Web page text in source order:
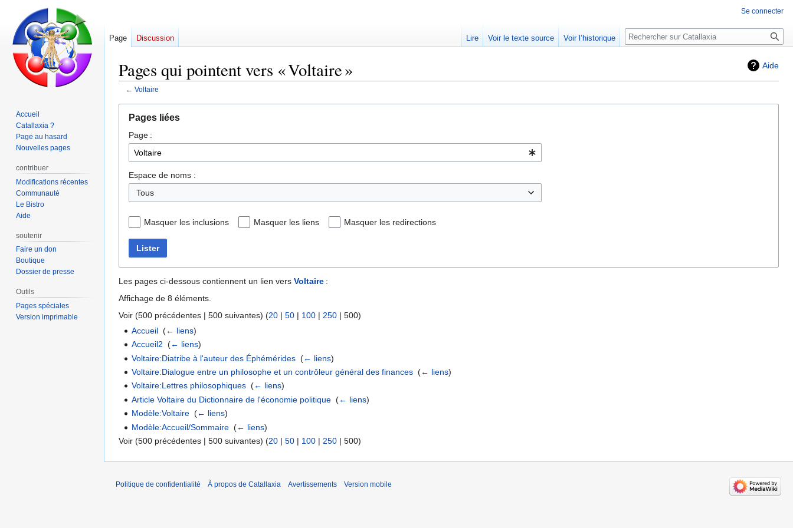
Aide
Pages qui pointent vers « Voltaire »
← Voltaire
navigation
recherche
Pages liées
Page :
Espace de noms :
Tous
Masquer les inclusions Masquer les liens Masquer les redirections
Lister
Les pages ci-dessous contiennent un lien vers Voltaire :
Affichage de 8 éléments.
Voir (500 précédentes | 500 suivantes) (20 | 50 | 100 | 250 | 500)
Accueil ‎(← liens)
Accueil2 ‎(← liens)
Voltaire:Diatribe à l'auteur des Éphémérides ‎(← liens)
Voltaire:Dialogue entre un philosophe et un contrôleur général des finances ‎(← liens)
Voltaire:Lettres philosophiques ‎(← liens)
Article Voltaire du Dictionnaire de l'économie politique ‎(← liens)
Modèle:Voltaire ‎(← liens)
Modèle:Accueil/Sommaire ‎(← liens)
Voir (500 précédentes | 500 suivantes) (20 | 50 | 100 | 250 | 500)
Se connecter
Page Discussion Lire Voir le texte source Voir l’historique Rechercher
Accueil
Catallaxia ?
Page au hasard
Nouvelles pages
contribuer
Modifications récentes
Communauté
Le Bistro
Aide
soutenir
Faire un don
Boutique
Dossier de presse
Outils
Pages spéciales
Version imprimable
Politique de confidentialité À propos de Catallaxia Avertissements Version mobile